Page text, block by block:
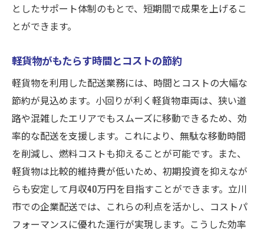
としたサポート体制のもとで、短期間で成果を上げるこ
とができます。
軽貨物がもたらす時間とコストの節約
軽貨物を利用した配送業務には、時間とコストの大幅な
節約が見込めます。小回りが利く軽貨物車両は、狭い道
路や混雑したエリアでもスムーズに移動できるため、効
率的な配送を支援します。これにより、無駄な移動時間
を削減し、燃料コストも抑えることが可能です。また、
軽貨物は比較的維持費が低いため、初期投資を抑えなが
らも安定して月収40万円を目指すことができます。立川
市での企業配送では、これらの利点を活かし、コストパ
フォーマンスに優れた運行が実現します。こうした効率